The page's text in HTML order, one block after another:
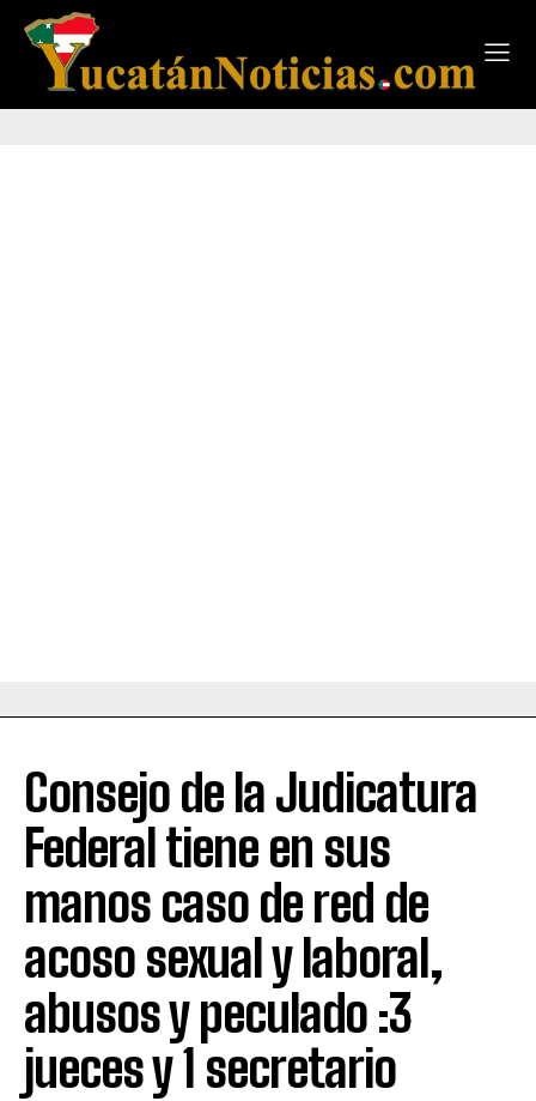
Consejo de la Judicatura
Federal tiene en sus
manos caso de red de
acoso sexual y laboral,
abusos y peculado :3
jueces y 1 secretario